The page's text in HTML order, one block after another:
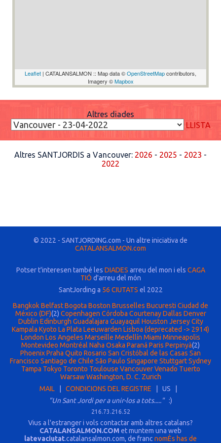
Leaflet | CATALANSALMON :: Map data ©OpenStreetMapcontributors,
Imagery ©Mapbox
Altres diades
LLISTA
Altres SANTJORDIS a Vancouver: 2026 - 2025 - 2023 -
2022
© 2022 - SANTJORDING.com - Un altre iniciativa de
CATALANSALMON.com
Potser t'interesen també les DIADES arreu del mon i els CAGA
TIÓ d'arreu del món
SantJording a 56 CIUTATS el 2022
BangkokBelfastBogota Boston Brusselles Bucuresti Ciudad de
México (DF)(2) Copenhagen Córdoba Courtenay Dallas Denver
Dublin Edinburgh Guadalajara Guayaquil Houston Jersey City
Kampala Kyoto La Plata Leeuwarden Lisboa (deprecated -> 2914)
London Los Angeles Marseille Medellín Miami Minneapolis
Montevideo Montréal Naha Osaka Paraná Paris Perpinyà(2)
PhoenixPraha Quito Rosario San Cristóbal de las Casas San
Francisco Santiago de Chile São Paulo Singapore StuttgartSydney
Tampa Tokyo Toronto Toulouse Vancouver Venado Tuerto
Warsaw Washington, D. C. Zurich
MAIL
CONDICIONS DEL REGISTRE | US |
"Un Sant Jordi per a unir-los a tots.....":)
216.73.216.52
Vius a l'estranger i vols contactar amb altres catalans?
CATALANSALMON.COM et muntem una web
latevaciutat.catalansalmon.com, de franc nomÈs has de